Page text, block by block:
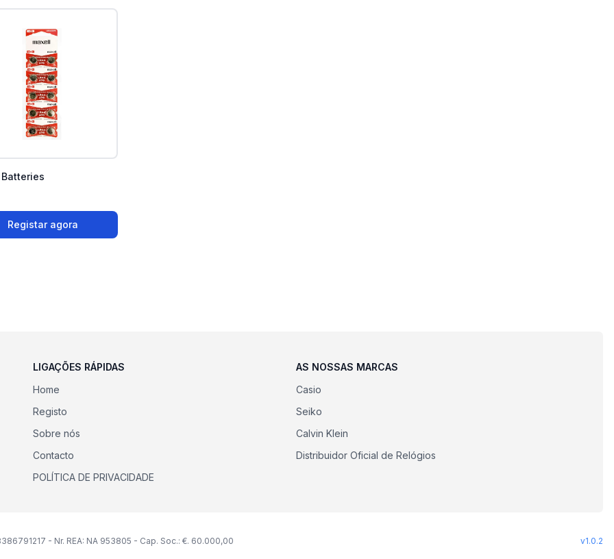
Registar agora
LIGAÇÕES RÁPIDAS
Home
Registo
Sobre nós
Contacto
POLÍTICA DE PRIVACIDADE
AS NOSSAS MARCAS
Casio
Seiko
Calvin Klein
Distribuidor Oficial de Relógios
- Nr. REA: NA 953805 - Cap. Soc.: €. 60.000,00 v1.0.2